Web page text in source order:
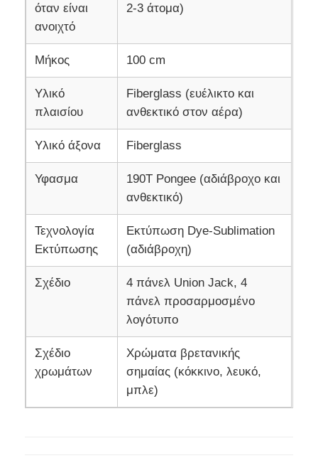
όταν είναι
ανοιχτό
2-3 άτομα)
Μήκος 100 cm
Υλικό
πλαισίου
Fiberglass (ευέλικτο και
ανθεκτικό στον αέρα)
Υλικό άξονα Fiberglass
Υφασμα
190T Pongee (αδιάβροχο και
ανθεκτικό)
Τεχνολογία
Εκτύπωσης
Εκτύπωση Dye-Sublimation
(αδιάβροχη)
Σχέδιο
4 πάνελ Union Jack, 4
πάνελ προσαρμοσμένο
λογότυπο
Σχέδιο
χρωμάτων
Χρώματα βρετανικής
σημαίας (κόκκινο, λευκό,
μπλε)